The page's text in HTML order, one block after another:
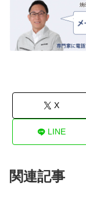
X
LINE
関連記事